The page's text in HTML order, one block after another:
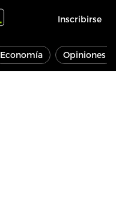
Inscribirse
Economía Opiniones